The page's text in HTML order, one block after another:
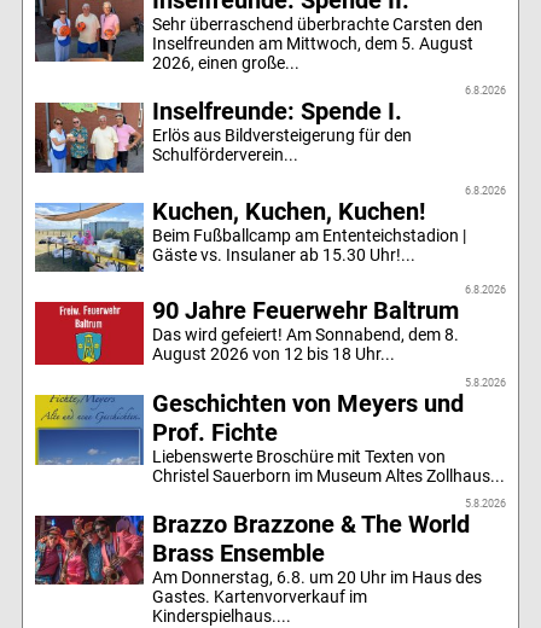
Sehr überraschend überbrachte Carsten den
Inselfreunden am Mittwoch, dem 5. August
2026, einen große...
6.8.2026
Inselfreunde: Spende I.
Erlös aus Bildversteigerung für den
Schulförderverein...
6.8.2026
Kuchen, Kuchen, Kuchen!
Beim Fußballcamp am Ententeichstadion |
Gäste vs. Insulaner ab 15.30 Uhr!...
6.8.2026
90 Jahre Feuerwehr Baltrum
Das wird gefeiert! Am Sonnabend, dem 8.
August 2026 von 12 bis 18 Uhr...
5.8.2026
Geschichten von Meyers und
Prof. Fichte
Liebenswerte Broschüre mit Texten von
Christel Sauerborn im Museum Altes Zollhaus...
5.8.2026
Brazzo Brazzone & The World
Brass Ensemble
Am Donnerstag, 6.8. um 20 Uhr im Haus des
Gastes. Kartenvorverkauf im
Kinderspielhaus....